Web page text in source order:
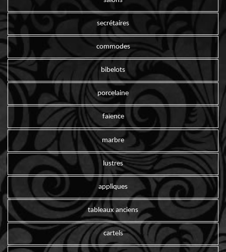
secrétaires
commodes
bibelots
porcelaine
faïence
marbre
lustres
appliques
tableaux anciens
cartels